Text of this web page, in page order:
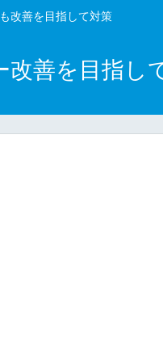
改善を目指して対策
改善を目指し